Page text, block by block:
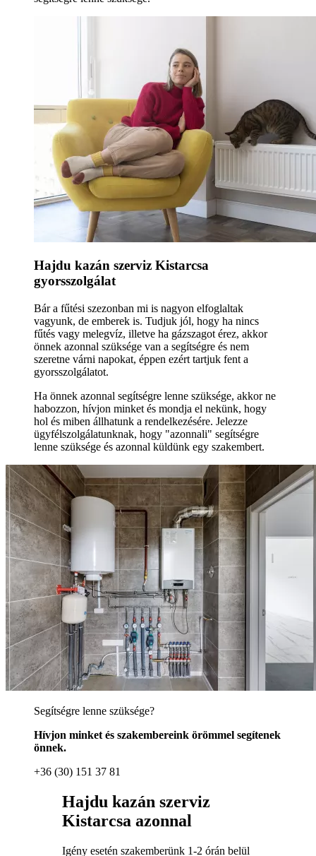
Hajdu kazán szerviz Kistarcsa
gyorsszolgálat
Bár a fűtési szezonban mi is nagyon elfoglaltak
vagyunk, de emberek is. Tudjuk jól, hogy ha nincs
fűtés vagy melegvíz, illetve ha gázszagot érez, akkor
önnek azonnal szüksége van a segítségre és nem
szeretne várni napokat, éppen ezért tartjuk fent a
gyorsszolgálatot.
Ha önnek azonnal segítségre lenne szüksége, akkor ne
habozzon, hívjon minket és mondja el nekünk, hogy
hol és miben állhatunk a rendelkezésére. Jelezze
ügyfélszolgálatunknak, hogy "azonnali" segítségre
lenne szüksége és azonnal küldünk egy szakembert.
Segítségre lenne szüksége?
Hívjon minket és szakembereink örömmel segítenek
önnek.
+36 (30) 151 37 81
Hajdu kazán szerviz
Kistarcsa azonnal
Igény esetén szakemberünk 1-2 órán belül